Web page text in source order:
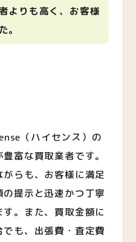
よりも高く、お客様
。
（ハイセンス）の
富な買取業者です。
らも、お客様に満足
提示と迅速かつ丁寧
。また、買取金額に
も、出張費・査定費